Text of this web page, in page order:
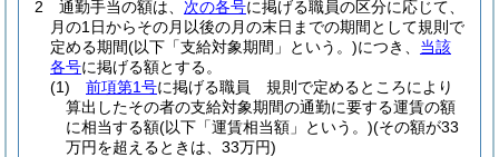
2
通勤手当の額は、 次の各号に掲げる職員の区分に応じて、
月の1日からその月以後の月の末日までの期間として規則で
定める期間(以下「支給対象期間」という。)につき、 当該
各号に掲げる額とする。
(1)
前項第1号に掲げる職員 規則で定めるところにより
算出したその者の支給対象期間の通勤に要する運賃の額
に相当する額(以下「運賃相当額」という。)(その額が33
万円を超えるときは、33万円)